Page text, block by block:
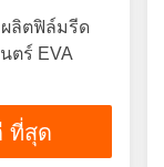
ผลิตฟิล์มรีด
ตร์ EVA
ที่สุด